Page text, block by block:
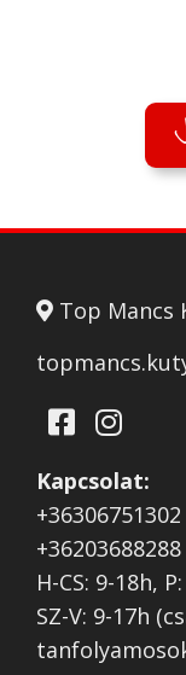
Top Mancs
Kapcsolat:
+36306751302
+36203688288
H-CS: 9-18h,
SZ-V: 9-17h